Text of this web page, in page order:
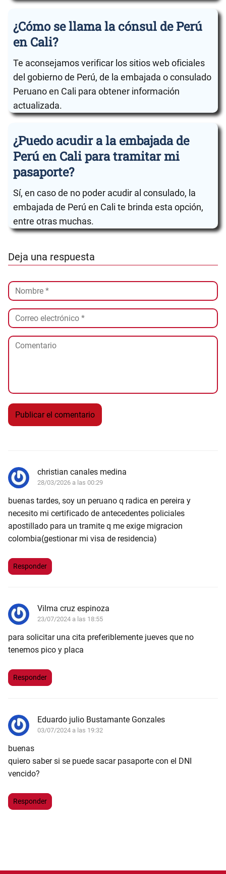
¿Cómo se llama la cónsul de Perú
en Cali?
Te aconsejamos verificar los sitios web oficiales
del gobierno de Perú, de la embajada o consulado
Peruano en Cali para obtener información
actualizada.
¿Puedo acudir a la embajada de
Perú en Cali para tramitar mi
pasaporte?
Sí, en caso de no poder acudir al consulado, la
embajada de Perú en Cali te brinda esta opción,
entre otras muchas.
christian canales medina
28/03/2026 a las 00:29
buenas tardes, soy un peruano q radica en pereira y
necesito mi certificado de antecedentes policiales
apostillado para un tramite q me exige migracion
colombia(gestionar mi visa de residencia)
Responder
Vilma cruz espinoza
23/07/2024 a las 18:55
para solicitar una cita preferiblemente jueves que no
tenemos pico y placa
Responder
Eduardo julio Bustamante Gonzales
03/07/2024 a las 19:32
buenas
quiero saber si se puede sacar pasaporte con el DNI
vencido?
Responder
Deja una respuesta